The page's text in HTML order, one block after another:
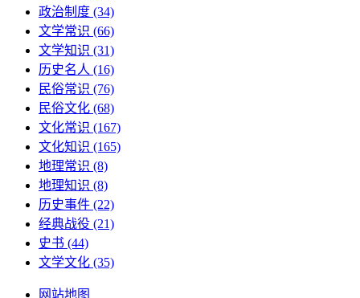
政治制度 (34)
文学常识 (66)
文学知识 (31)
历史名人 (16)
民俗常识 (76)
民俗文化 (68)
文化常识 (167)
文化知识 (165)
地理常识 (8)
地理知识 (8)
历史事件 (22)
经典战役 (21)
史书 (44)
文学文化 (35)
网站地图